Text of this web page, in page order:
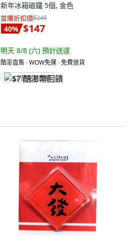
新年冰箱磁鐵 5個, 金色
首購折扣價$245
40% $147
明天 8/8 (六) 預計送達
酷澎直售 ∙ WOW免運 ∙ 免費退貨
$7 酷澎幣回饋